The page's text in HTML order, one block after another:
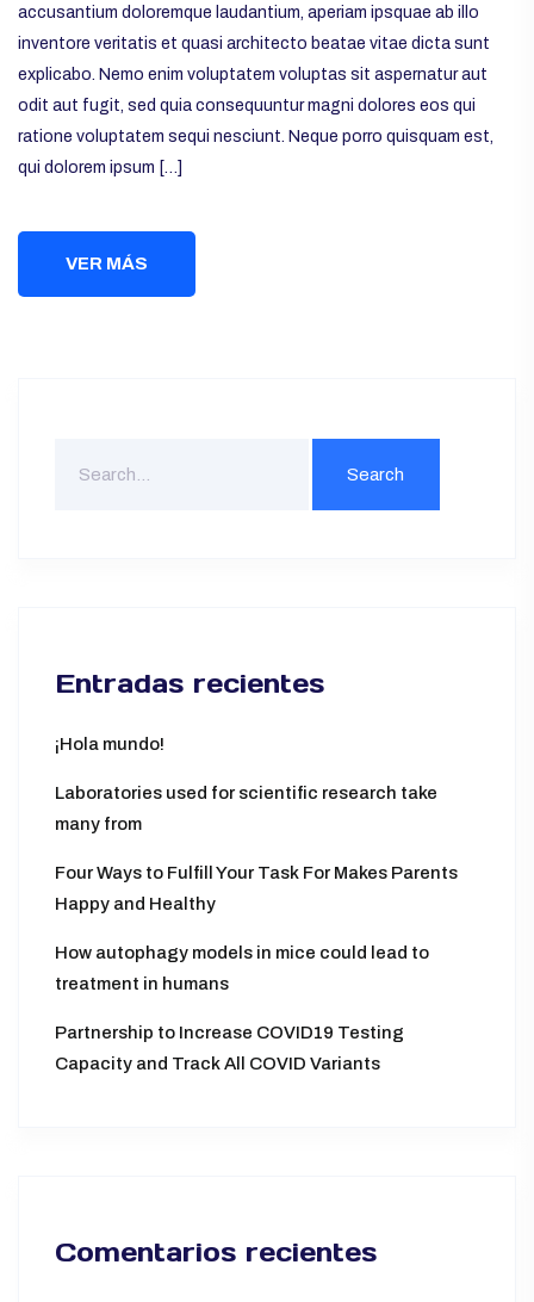
accusantium doloremque laudantium, aperiam ipsquae ab illo
inventore veritatis et quasi architecto beatae vitae dicta sunt
explicabo. Nemo enim voluptatem voluptas sit aspernatur aut
odit aut fugit, sed quia consequuntur magni dolores eos qui
ratione voluptatem sequi nesciunt. Neque porro quisquam est,
qui dolorem ipsum […]
VER MÁS
Entradas recientes
¡Hola mundo!
Laboratories used for scientific research take
many from
Four Ways to Fulfill Your Task For Makes Parents
Happy and Healthy
How autophagy models in mice could lead to
treatment in humans
Partnership to Increase COVID19 Testing
Capacity and Track All COVID Variants
Comentarios recientes